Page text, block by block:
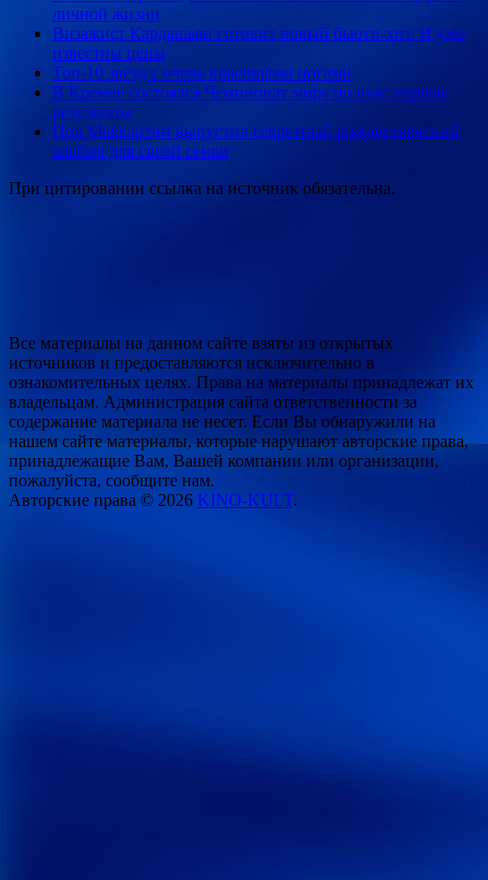
личной жизни
Визажист Кардашьян готовит новый бьюти-хит. И уже
известны цены
Топ-10 звёзд с очень красивыми ногами
В Кремле состоялся Чемпионат мира по шоу: первые
результаты
Пол Маккартни выпустил секретный рождественский
альбом для своей семьи
При цитировании ссылка на источник обязательна.
Все материалы на данном сайте взяты из открытых
источников и предоставляются исключительно в
ознакомительных целях. Права на материалы принадлежат их
владельцам. Администрация сайта ответственности за
содержание материала не несет. Если Вы обнаружили на
нашем сайте материалы, которые нарушают авторские права,
принадлежащие Вам, Вашей компании или организации,
пожалуйста, сообщите нам.
Авторские права © 2026 KINO-KULT.